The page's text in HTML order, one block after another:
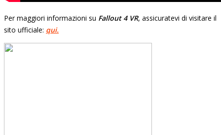
Per maggiori informazioni su Fallout 4 VR, assicuratevi di visitare il
sito ufficiale: qui.